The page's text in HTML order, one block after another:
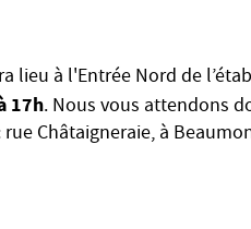
lieu à l'Entrée Nord de
17h. Nous vous attendons
Châtaigneraie, à